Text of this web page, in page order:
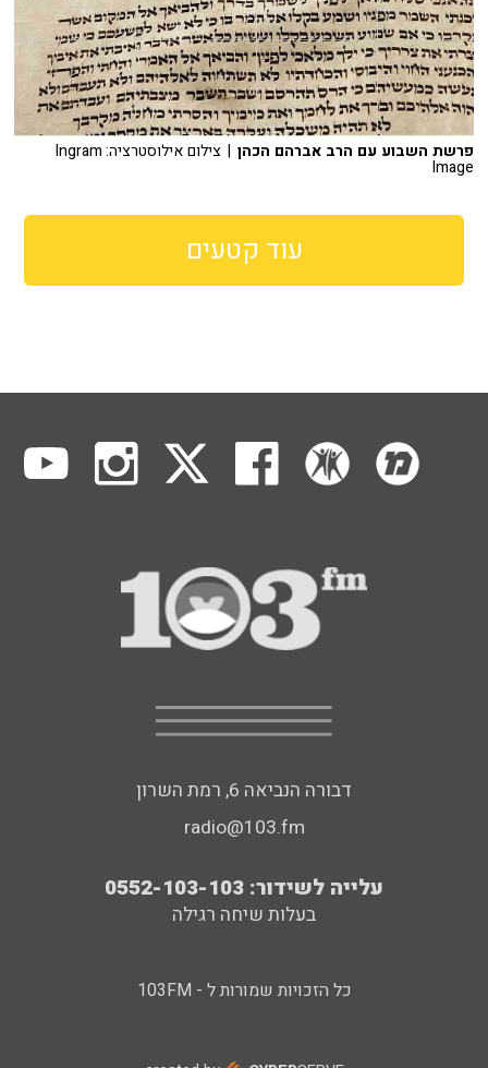
פרשת השבוע עם הרב אברהם הכהן | צילום אילוסטרציה: Ingram
Image
עוד קטעים
דבורה הנביאה 6, רמת השרון
radio@103.fm
עלייה לשידור: 0552-103-103
בעלות שיחה רגילה
כל הזכויות שמורות ל - 103FM